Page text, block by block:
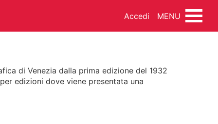
Accedi MENU
di Venezia dalla prima edizione del 1932
edizioni dove viene presentata una